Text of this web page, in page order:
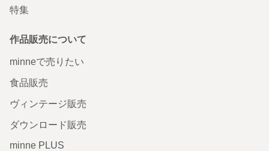
特集
作品販売について
minneで売りたい
食品販売
ヴィンテージ販売
ダウンロード販売
minne PLUS